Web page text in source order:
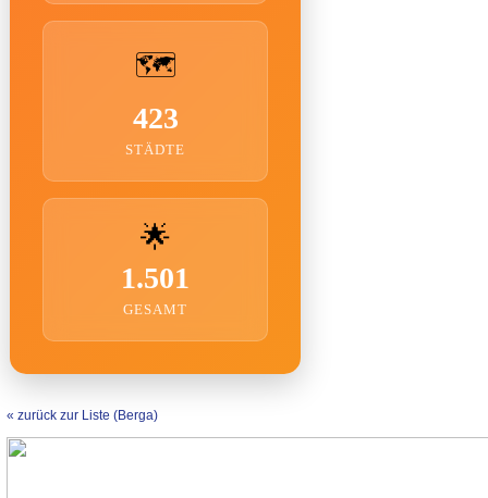
🗺️
423
STÄDTE
🌟
1.501
GESAMT
« zurück zur Liste (Berga)